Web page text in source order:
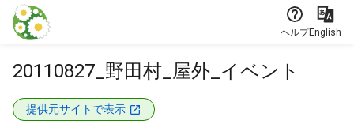
本文に飛ぶ
ヘルプEnglish
20110827_野田村_屋外_イベント
提供元サイトで表示